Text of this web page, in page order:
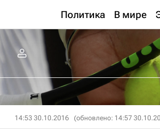
Политика В мире
14:53 30.10.2016 (обновлено: 14:57